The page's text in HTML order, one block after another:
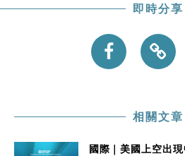
即時分享
相關文章
國際｜美國上空出